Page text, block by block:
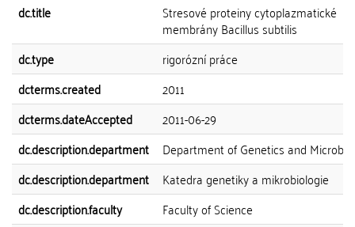
dc.title
Stresové proteiny cytoplazmatické
membrány Bacillus subtilis
dc.type
rigorózní práce
dcterms.created
2011
dcterms.dateAccepted
2011-06-29
dc.description.department
Department of Genetics and
dc.description.department
Katedra genetiky a mikrobiologie
dc.description.faculty
Faculty of Science